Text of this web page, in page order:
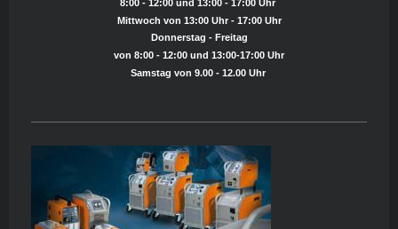
8:00 - 12:00 und 13:00 - 17:00 Uhr
Mittwoch von 13:00 Uhr - 17:00 Uhr
Donnerstag - Freitag
von 8:00 - 12:00 und 13:00-17:00 Uhr
Samstag von 9.00 - 12.00 Uhr